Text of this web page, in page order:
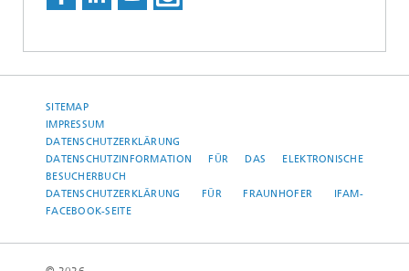
SITEMAP
IMPRESSUM
DATENSCHUTZERKLÄRUNG
DATENSCHUTZINFORMATION FÜR DAS ELEKTRONISCHE
BESUCHERBUCH
DATENSCHUTZERKLÄRUNG FÜR FRAUNHOFER IFAM-
FACEBOOK-SEITE